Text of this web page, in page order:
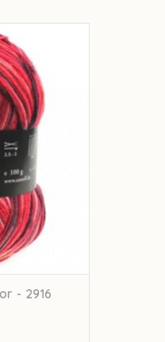
- 2916
- 2916